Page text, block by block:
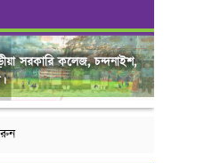
সরকারি কলেজ, চন্দনাইশ,